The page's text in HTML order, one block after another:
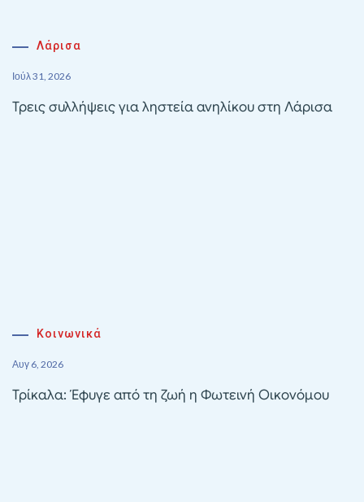
Λάρισα
Ιούλ 31, 2026
Τρεις συλλήψεις για ληστεία ανηλίκου στη Λάρισα
Κοινωνικά
Αυγ 6, 2026
Τρίκαλα: Έφυγε από τη ζωή η Φωτεινή Οικονόμου